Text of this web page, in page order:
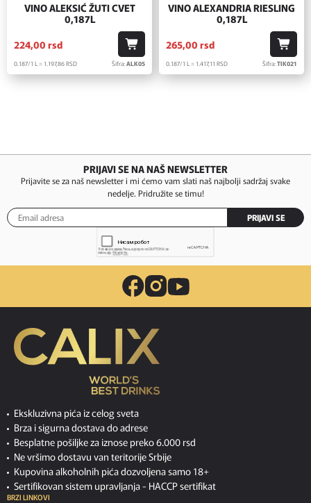
VINO ALEKSIĆ ŽUTI CVET
0,187L
224,00 rsd
0.187/1 L = 1.197,86RSD Šifra:ALK05
VINO ALEXANDRIA RIESLING
0,187L
265,00 rsd
0.187/1 L = 1.417,11 RSD Šifra:TIK021
PRIJAVI SE NA NAŠ NEWSLETTER
Prijavite se za naš newsletter i mi ćemo vam slati naš najbolji sadržaj svake
nedelje. Pridružite se timu!
PRIJAVI SE
Ekskluzivna pića iz celog sveta
Brza i sigurna dostava do adrese
Besplatne pošiljke za iznose preko 6.000 rsd
Ne vršimo dostavu van teritorije Srbije
Kupovina alkoholnih pića dozvoljena samo 18+
Sertifikovan sistem upravljanja - HACCP sertifikat
BRZI LINKOVI